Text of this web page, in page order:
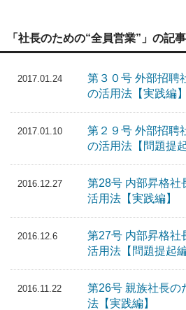
「社長のための“全員営業”」の記
2017.01.24
第３０号 外部招聘
の活用法【実践編】
2017.01.10
第２９号 外部招聘
の活用法【問題提起
2016.12.27
第28号 内部昇格社
活用法【実践編】
2016.12.6
第27号 内部昇格社
活用法【問題提起編
2016.11.22
第26号 親族社長の
法【実践編】